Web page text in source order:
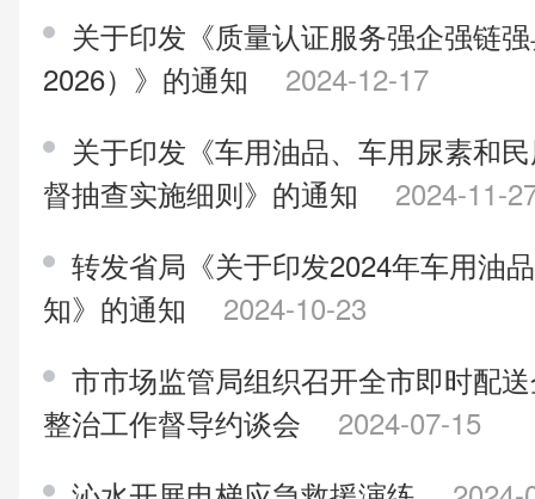
关于印发《质量认证服务强企强链
2026）》的通知
2024-12-17
关于印发《车用油品、车用尿素和
督抽查实施细则》的通知
2024-11-
转发省局《关于印发2024年车用油
知》的通知
2024-10-23
市市场监管局组织召开全市即时配
整治工作督导约谈会
2024-07-15